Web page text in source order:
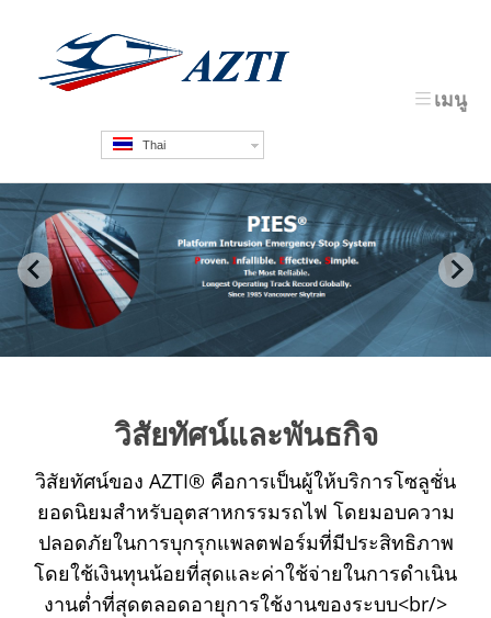
Thai
เมนู
วิสัยทัศน์และพันธกิจ
วิสัยทัศน์ของ AZTI® คือการเป็นผู้ให้บริการโซลูชั่น
ยอดนิยมสำหรับอุตสาหกรรมรถไฟ โดยมอบความ
ปลอดภัยในการบุกรุกแพลตฟอร์มที่มีประสิทธิภาพ
โดยใช้เงินทุนน้อยที่สุดและค่าใช้จ่ายในการดำเนิน
งานต่ำที่สุดตลอดอายุการใช้งานของระบบ<br/>